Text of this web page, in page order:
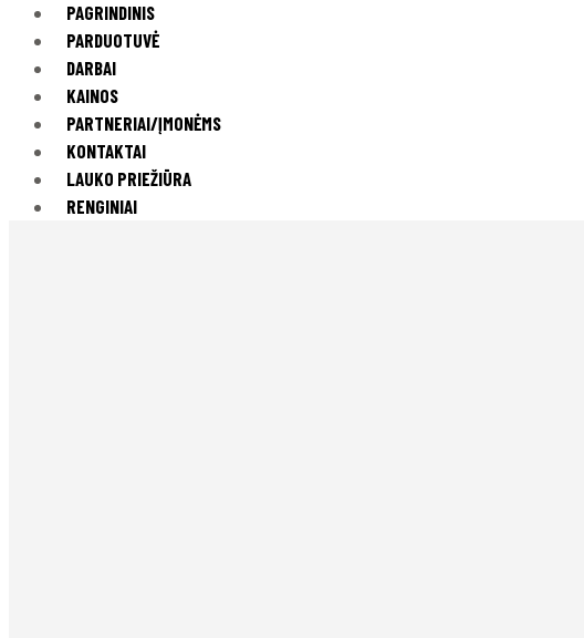
PAGRINDINIS
PARDUOTUVĖ
DARBAI
KAINOS
PARTNERIAI/ĮMONĖMS
KONTAKTAI
LAUKO PRIEŽIŪRA
RENGINIAI